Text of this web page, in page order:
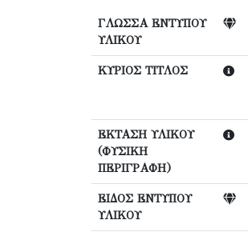
ΓΛΩΣΣΑ ΕΝΤΥΠΟΥ
ΥΛΙΚΟΥ
ΚΥΡΙΟΣ ΤΙΤΛΟΣ
ΕΚΤΑΣΗ ΥΛΙΚΟΥ
(ΦΥΣΙΚΗ
ΠΕΡΙΓΡΑΦΗ)
ΕΙΔΟΣ ΕΝΤΥΠΟΥ
ΥΛΙΚΟΥ